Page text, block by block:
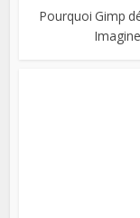
Pourquoi Gimp